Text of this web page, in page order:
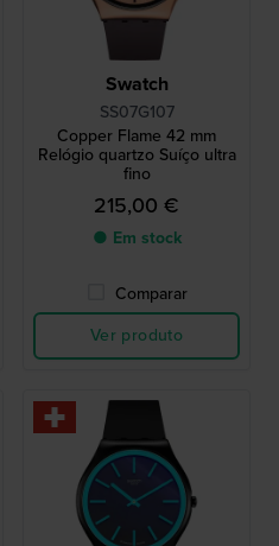
Swatch
SS07G107
Copper Flame 42 mm
Relógio quartzo Suíço ultra
fino
215,00 €
● Em stock
Comparar
Ver produto